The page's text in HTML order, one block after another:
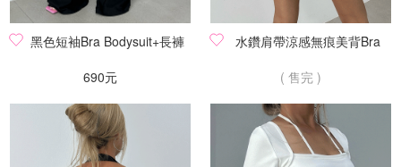
黑色短袖Bra Bodysuit+長褲
690元
水鑽肩帶涼感無痕美背Bra
( 售完 )